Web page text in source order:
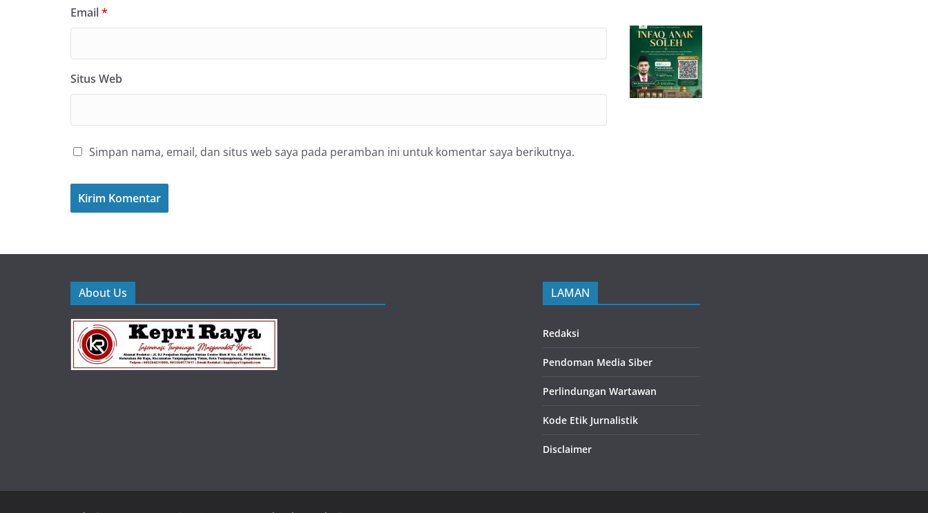
Email*
Situs Web
Simpan nama, email, dan situs web saya pada peramban ini untuk komentar saya berikutnya.
About Us LAMAN
Redaksi
Pendoman Media Siber
Perlindungan Wartawan
Kode Etik Jurnalistik
Disclaimer